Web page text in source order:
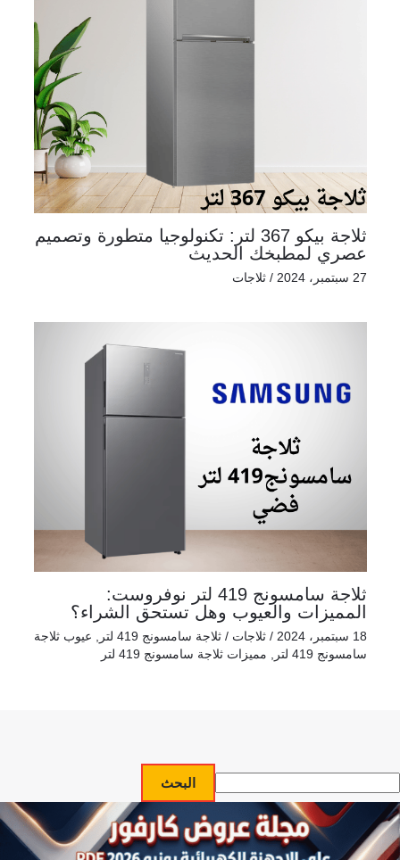
ثلاجة بيكو 367 لتر: تكنولوجيا متطورة وتصميم
عصري لمطبخك الحديث
27 سبتمبر، 2024 /ثلاجات
ثلاجة سامسونج 419 لتر نوفروست:
المميزات والعيوب وهل تستحق الشراء؟
18 سبتمبر، 2024 /ثلاجات /ثلاجة سامسونج 419 لتر
عيوب ثلاجة
سامسونج 419 لتر
مميزات ثلاجة سامسونج 419 لتر
البحث